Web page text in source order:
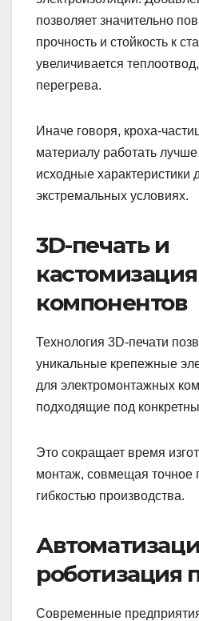
позволяет значительно
прочность и стойкость к
увеличивается
перегрева.
Иначе говоря, кроха-
материалу работать
исходные характеристики
экстремальных условиях.
3D-печать и
кастомизация
компонентов
Технология 3D-печати
уникальные крепежные
для электромонтажных
подходящие под
Это сокращает время
монтаж, совмещая точное
гибкостью производства.
роботизация
Современные